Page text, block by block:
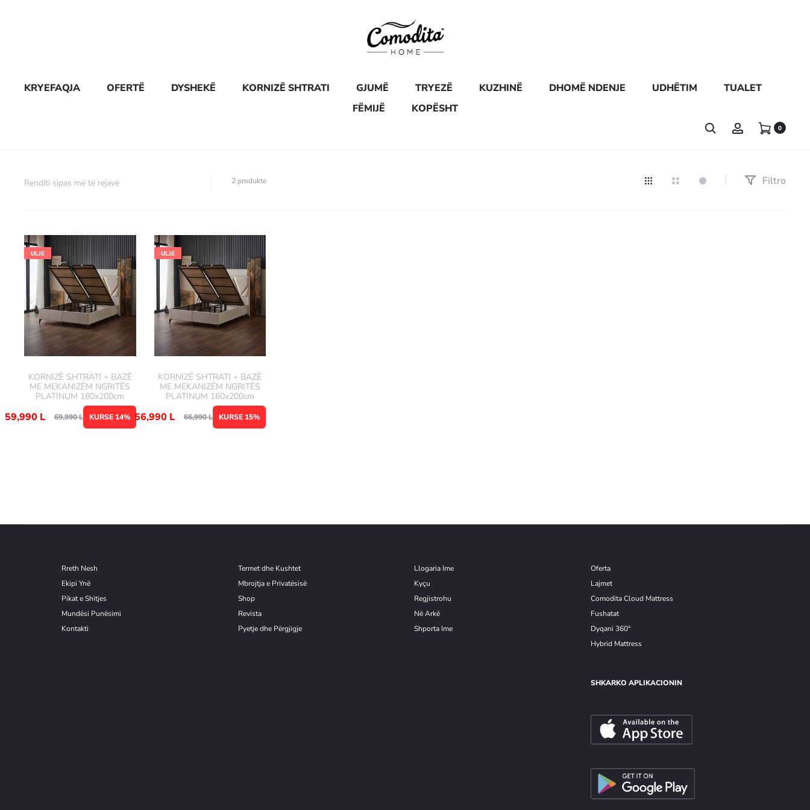
KRYEFAQJA OFERTË DYSHEKË KORNIZË SHTRATI GJUMË TRYEZË KUZHINË DHOMË NDENJE UDHËTIM
TUALET
FËMIJË
KOPËSHT
0
2 produkte Filtro
ULJE
KORNIZË SHTRATI + BAZË
ME MEKANIZËM NGRITËS
PLATINUM 180x200cm
KURSE 14%
69,990L
59,990 L
ULJE
KORNIZË SHTRATI + BAZË
ME MEKANIZËM NGRITËS
PLATINUM 160x200cm
KURSE 15%
66,990L
56,990 L
Rreth Nesh
Ekipi Ynë
Pikat e Shitjes
Mundësi Punësimi
Kontakti
Termet dhe Kushtet
Mbrojtja e Privatësisë
Shop
Revista
Pyetje dhe Përgjigje
Llogaria Ime
Kyçu
Regjistrohu
Në Arkë
Shporta Ime
Oferta
Lajmet
Comodita Cloud Mattress
Fushatat
Dyqani 360°
Hybrid Mattress
SHKARKO APLIKACIONIN